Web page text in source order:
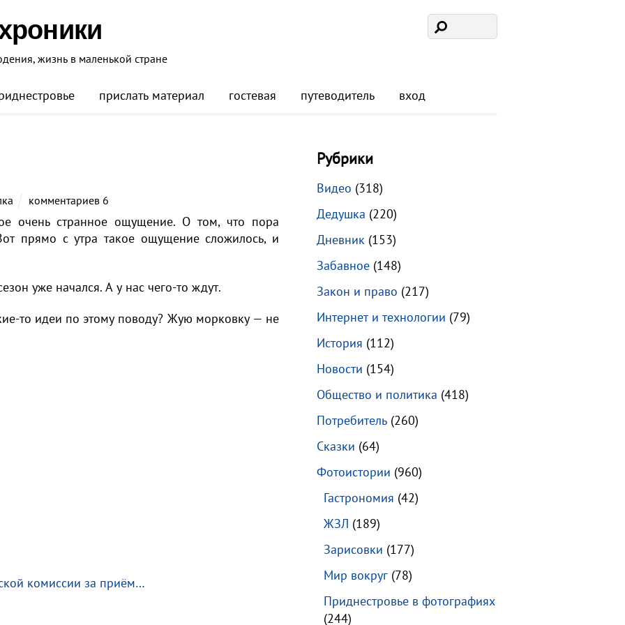
жизнь в маленькой стране
прислать материал гостевая путеводитель вход
комментариев 6
очень странное ощущение. О том, что пора
прямо с утра такое ощущение сложилось, и
уже начался. А у нас чего-то ждут.
то идеи по этому поводу? Жую морковку — не
комиссии за приём…
Рубрики
Видео (318)
Дедушка (220)
Дневник(153)
Забавное(148)
Закон и право (217)
Интернет и технологии (79)
История (112)
Новости (154)
Общество и политика (418)
Потребитель(260)
Сказки (64)
Фотоистории (960)
Гастрономия (42)
ЖЗЛ (189)
Зарисовки (177)
Мир вокруг(78)
Приднестровье в фотографиях
(244)